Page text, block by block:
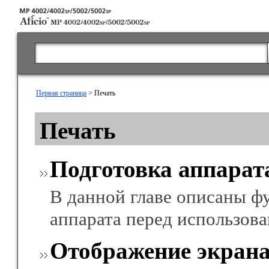
Первая страница > Печать
Печать
Подготовка
В данной главе описаны
аппарата перед
Отображение